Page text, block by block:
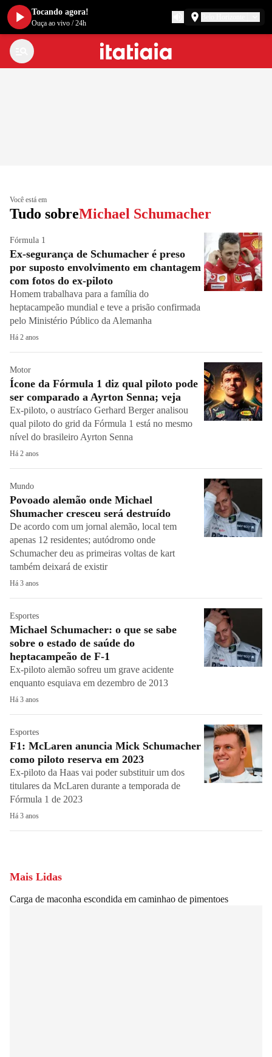
Você está em
Tudo sobreMichael Schumacher
Fórmula 1
Ex-segurança de Schumacher é preso
por suposto envolvimento em chantagem
com fotos do ex-piloto
Homem trabalhava para a família do
heptacampeão mundial e teve a prisão confirmada
pelo Ministério Público da Alemanha
Há 2 anos
Motor
Ícone da Fórmula 1 diz qual piloto pode
ser comparado a Ayrton Senna; veja
Ex-piloto, o austríaco Gerhard Berger analisou
qual piloto do grid da Fórmula 1 está no mesmo
nível do brasileiro Ayrton Senna
Há 2 anos
Mundo
Povoado alemão onde Michael
Shumacher cresceu será destruído
De acordo com um jornal alemão, local tem
apenas 12 residentes; autódromo onde
Schumacher deu as primeiras voltas de kart
também deixará de existir
Há 3 anos
Esportes
Michael Schumacher: o que se sabe
sobre o estado de saúde do
heptacampeão de F-1
Ex-piloto alemão sofreu um grave acidente
enquanto esquiava em dezembro de 2013
Há 3 anos
Esportes
F1: McLaren anuncia Mick Schumacher
como piloto reserva em 2023
Ex-piloto da Haas vai poder substituir um dos
titulares da McLaren durante a temporada de
Fórmula 1 de 2023
Há 3 anos
Mais Lidas
Carga de maconha escondida em caminhao de pimentoes
Tocando agora!
Ouça ao vivo /24h